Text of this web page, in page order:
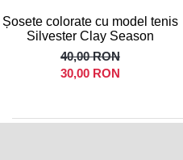
Șosete colorate cu model tenis
Silvester Clay Season
40,00 RON
30,00 RON